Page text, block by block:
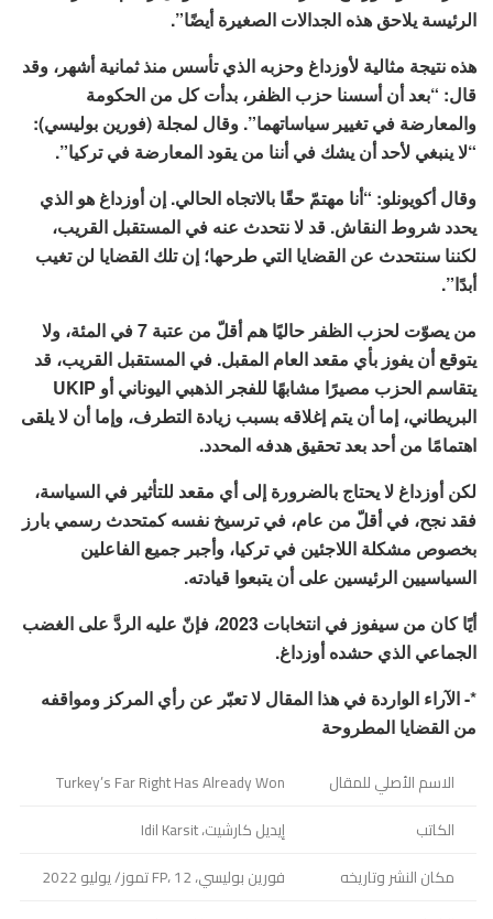
الرئيسة يلاحق هذه الجدالات الصغيرة أيضًا”.
هذه نتيجة مثالية لأوزداغ وحزبه الذي تأسس منذ ثمانية أشهر، وقد
قال: “بعد أن أسسنا حزب الظفر، بدأت كل من الحكومة
والمعارضة في تغيير سياساتهما”. وقال لمجلة (فورين بوليسي):
“لا ينبغي لأحد أن يشك في أننا من يقود المعارضة في تركيا”.
وقال أكويونلو: “أنا مهتمّ حقًا بالاتجاه الحالي. إن أوزداغ هو الذي
يحدد شروط النقاش. قد لا نتحدث عنه في المستقبل القريب،
لكننا سنتحدث عن القضايا التي طرحها؛ إن تلك القضايا لن تغيب
أبدًا”.
من يصوّت لحزب الظفر حاليًا هم أقلّ من عتبة 7 في المئة، ولا
يتوقع أن يفوز بأي مقعد العام المقبل. في المستقبل القريب، قد
يتقاسم الحزب مصيرًا مشابهًا للفجر الذهبي اليوناني أو UKIP
البريطاني، إما أن يتم إغلاقه بسبب زيادة التطرف، وإما أن لا يلقى
اهتمامًا من أحد بعد تحقيق هدفه المحدد.
لكن أوزداغ لا يحتاج بالضرورة إلى أي مقعد للتأثير في السياسة،
فقد نجح، في أقلّ من عام، في ترسيخ نفسه كمتحدث رسمي بارز
بخصوص مشكلة اللاجئين في تركيا، وأجبر جميع الفاعلين
السياسيين الرئيسين على أن يتبعوا قيادته.
أيًا كان من سيفوز في انتخابات 2023، فإنّ عليه الردَّ على الغضب
الجماعي الذي حشده أوزداغ.
*- الآراء الواردة في هذا المقال لا تعبّر عن رأي المركز ومواقفه
من القضايا المطروحة
الاسم الأصلي للمقال
Turkey’s Far Right Has Already Won
الكاتب
إيديل كارشيت، Idil Karsit
مكان النشر وتاريخه
فورين بوليسي، FP، 12 تموز/ يوليو 2022